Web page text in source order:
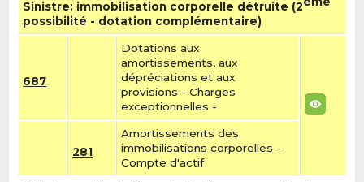
Sinistre: immobilisation corporelle détruite (2
possibilité - dotation complémentaire)
687
Dotations aux
amortissements, aux
dépréciations et aux
provisions - Charges
exceptionnelles -
281
Amortissements des
immobilisations corporelles -
Compte d'actif